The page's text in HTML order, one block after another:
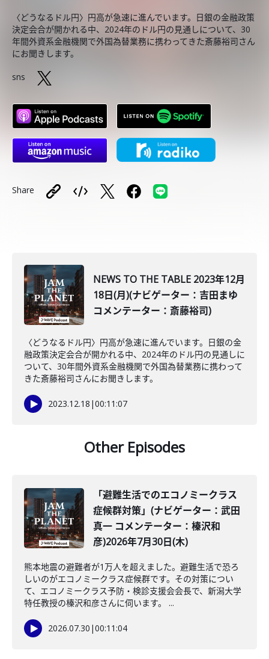
〈どうなるドル円〉円高が急速に進んでいます。日銀の金融政策
決定会合が開かれる中、2024年のドル円の見通しについて、30
年間外資系金融機関で外国為替業務に携わってきた斎藤裕司さん
にお聞きします。
sns
Share
NEWS TO THE TABLE 2023年12月
18日(月)(ナビゲーター：吉田まゆ
コメンテーター：斎藤裕司)
〈どうなるドル円〉円高が急速に進んでいます。日銀の金
融政策決定会合が開かれる中、2024年のドル円の見通しに
ついて、30年間外資系金融機関で外国為替業務に携わって
きた斎藤裕司さんにお聞きします。
2023.12.18 |00:11:07
Other Episodes
「避難生活でのエコノミークラス
症候群対策」(ナビゲーター：武田
真一 コメンテーター：榛沢和
彦)2026年7月30日(木)
熊本地震の避難者が1万人を超えました。避難生活で恐ろ
しいのがエコノミークラス症候群です。その対策につい
て、エコノミークラス予防・検診支援会会長で、新潟大学
特任教授の榛沢和彦さんに伺います。 ...
2026.07.30 |00:11:04